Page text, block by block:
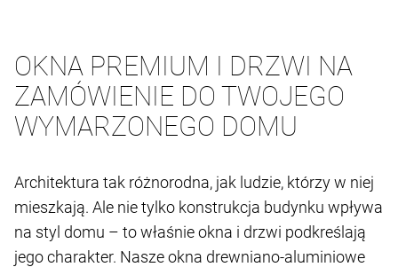
OKNA PREMIUM I DRZWI NA
ZAMÓWIENIE DO TWOJEGO
WYMARZONEGO DOMU
Architektura tak różnorodna, jak ludzie, którzy w niej
mieszkają. Ale nie tylko konstrukcja budynku wpływa
na styl domu – to właśnie okna i drzwi podkreślają
jego charakter. Nasze okna drewniano-aluminiowe